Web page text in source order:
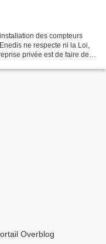
des compteurs
ne respecte ni la Loi,
privée est de faire de
Overblog